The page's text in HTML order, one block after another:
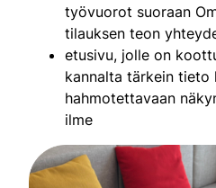
työvuorot suoraan
tilauksen teon
etusivu, jolle on
kannalta tärkein tieto
hahmotettavaan
ilme